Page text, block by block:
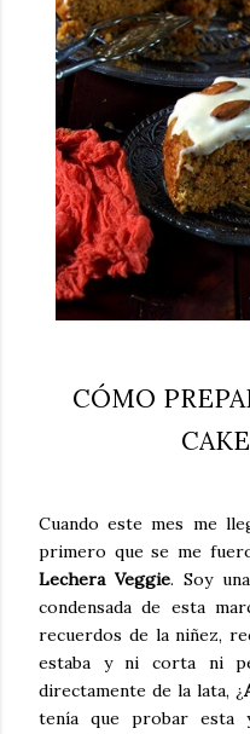
CÓMO
Cuando este mes me
primero que se me
Lechera Veggie. Soy
condensada de esta
recuerdos de la niñez,
estaba y ni corta ni
directamente de la lata, ¿
tenía que probar esta